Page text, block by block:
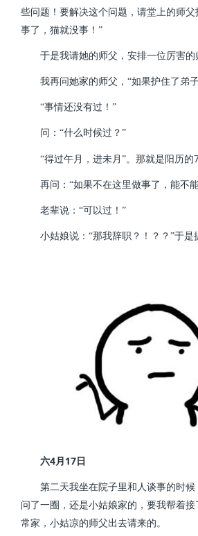
些问题！要解决这个问题，请堂上的师
事了，猫就没事！”
于是我请她的师父，安排一位厉害的
我再问她家的师父，“如果护住了弟
“事情还没有过！”
问：“什么时候过？”
“得过午月，进未月”。那就是阳历的
再问：“如果不在这里做事了，能不
老辈说：“可以过！”
小姑娘说：“那我辞职？！？？”于是
六4 月 17 日
第二天我坐在院子里和人谈事的时候
问了一圈，还是小姑娘家的，要我帮着
常家，小姑凉的师父出去请来的。